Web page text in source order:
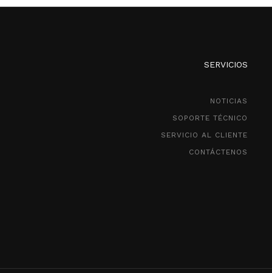
SERVICIOS
NOTICIAS
SOPORTE TÉCNICO
SERVICIO AL CLIENTE
CONTÁCTENOS